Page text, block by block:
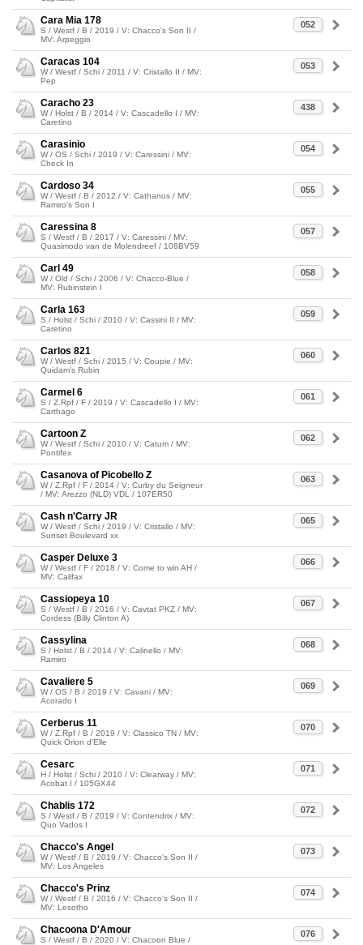
052
Cara Mia 178
S / Westf / B / 2019 / V: Chacco's Son II /
MV: Arpeggio
053
Caracas 104
W / Westf / Schi / 2011 / V: Cristallo II / MV:
Pep
438
Caracho 23
W / Holst / B / 2014 / V: Cascadello I / MV:
Caretino
054
Carasinio
W / OS / Schi / 2019 / V: Caressini / MV:
Check In
055
Cardoso 34
W / Westf / B / 2012 / V: Cathanos / MV:
Ramiro's Son I
057
Caressina 8
S / Westf / B / 2017 / V: Caressini / MV:
Quasimodo van de Molendreef / 108BV59
058
Carl 49
W / Old / Schi / 2006 / V: Chacco-Blue /
MV: Rubinstein I
059
Carla 163
S / Holst / Schi / 2010 / V: Cassini II / MV:
Caretino
060
Carlos 821
W / Westf / Schi / 2015 / V: Coupie / MV:
Quidam's Rubin
061
Carmel 6
S / Z.Rpf / F / 2019 / V: Cascadello I / MV:
Carthago
062
Cartoon Z
W / Westf / Schi / 2010 / V: Catum / MV:
Pontifex
063
Casanova of Picobello Z
W / Z.Rpf / F / 2014 / V: Curby du Seigneur
/ MV: Arezzo (NLD) VDL / 107ER50
065
Cash n'Carry JR
W / Westf / Schi / 2019 / V: Cristallo / MV:
Sunset Boulevard xx
066
Casper Deluxe 3
W / Westf / F / 2018 / V: Come to win AH /
MV: Califax
067
Cassiopeya 10
S / Westf / B / 2016 / V: Cavtat PKZ / MV:
Cordess (Billy Clinton A)
068
Cassylina
S / Holst / B / 2014 / V: Calinello / MV:
Ramiro
069
Cavaliere 5
W / OS / B / 2019 / V: Cavani / MV:
Acorado I
070
Cerberus 11
W / Z.Rpf / B / 2019 / V: Classico TN / MV:
Quick Orion d'Elle
071
Cesarc
H / Holst / Schi / 2010 / V: Clearway / MV:
Acobat I / 105GX44
072
Chablis 172
S / Westf / B / 2019 / V: Contendrix / MV:
Quo Vados I
073
Chacco's Angel
W / Westf / B / 2019 / V: Chacco's Son II /
MV: Los Angeles
074
Chacco's Prinz
W / Westf / B / 2016 / V: Chacco's Son II /
MV: Lesotho
076
Chacoona D'Amour
S / Westf / B / 2020 / V: Chacoon Blue /